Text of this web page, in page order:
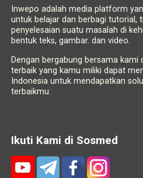
Inwepo adalah media platform
untuk belajar dan berbagi tutorial,
penyelesaian suatu masalah di
bentuk teks, gambar. dan video.
Dengan bergabung bersama
terbaik yang kamu miliki dapat
Indonesia untuk mendapatkan
terbaikmu.
Ikuti Kami di Sosmed